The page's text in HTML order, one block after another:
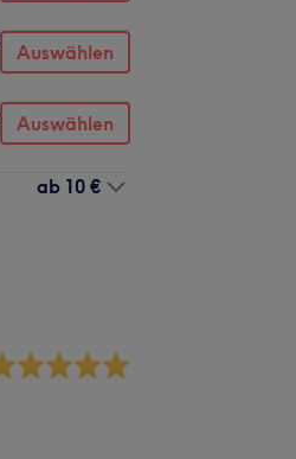
Auswählen
Auswählen
ab 10 €